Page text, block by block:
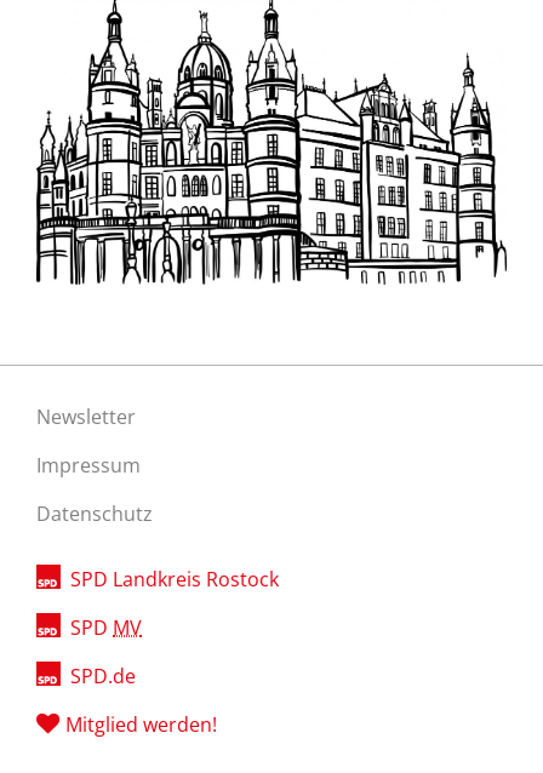
Newsletter
Impressum
Datenschutz
SPD Landkreis Rostock
SPD MV
SPD.de
Mitglied werden!